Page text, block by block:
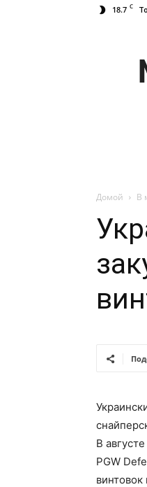
18.7 C
Домой В
В
PGW